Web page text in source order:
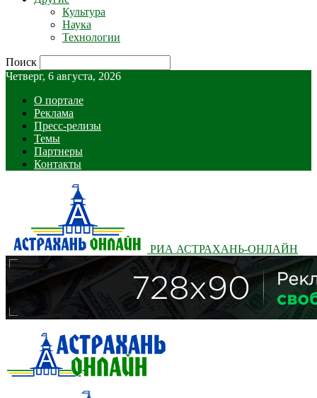
Культура
Наука
Технологии
Поиск
Четверг, 6 августа, 2026
О портале
Реклама
Пресс-релизы
Темы
Партнеры
Контакты
РИА АСТРАХАНЬ-ОНЛАЙН